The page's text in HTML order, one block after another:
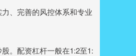
、完善的风控体系和专业
。配资杠杆一般在1:2至1: